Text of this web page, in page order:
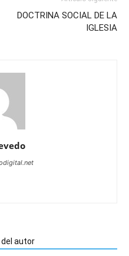
DOCTRINA SOCIAL DE LA
IGLESIA
del autor